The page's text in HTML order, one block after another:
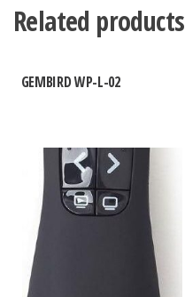
Related products
GEMBIRD WP-L-02